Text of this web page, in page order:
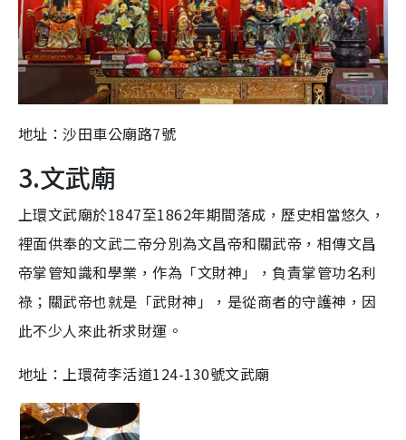
地址：沙田車公廟路7號
3.文武廟
上環文武廟於1847至1862年期間落成，歷史相當悠久，
裡面供奉的文武二帝分別為文昌帝和關武帝，相傳文昌
帝掌管知識和學業，作為「文財神」，負責掌管功名利
祿；關武帝也就是「武財神」，是從商者的守護神，因
此不少人來此祈求財運。
地址：上環荷李活道124-130號文武廟